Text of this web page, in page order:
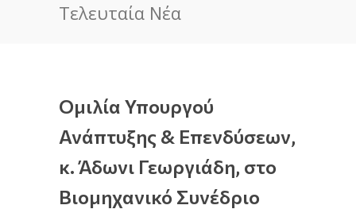
Τελευταία Νέα
Ομιλία Υπουργού
Ανάπτυξης & Επενδύσεων,
κ. Άδωνι Γεωργιάδη, στο
Βιομηχανικό Συνέδριο